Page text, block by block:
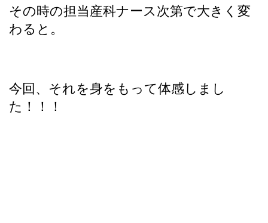
その時の担当産科ナース次第で大きく変
わると。
今回、それを身をもって体感しまし
た！！！